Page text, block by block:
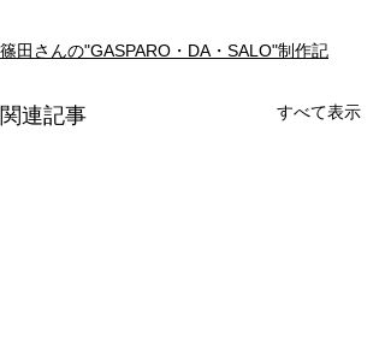
篠田さんの"GASPARO・DA・SALO"制作記
関連記事 すべて表示